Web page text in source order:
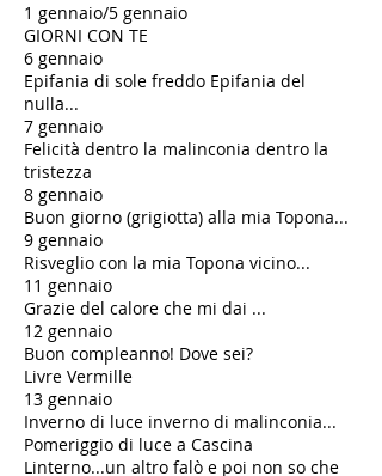
1 gennaio/5 gennaio
GIORNI CON TE
6 gennaio
Epifania di sole freddo Epifania del
nulla...
7 gennaio
Felicità dentro la malinconia dentro la
tristezza
8 gennaio
Buon giorno (grigiotta) alla mia Topona...
9 gennaio
Risveglio con la mia Topona vicino...
11 gennaio
Grazie del calore che mi dai ...
12 gennaio
Buon compleanno! Dove sei?
Livre Vermille
​13 gennaio
Inverno di luce inverno di malinconia...
Pomeriggio di luce a Cascina
Linterno...un altro falò e poi non so che